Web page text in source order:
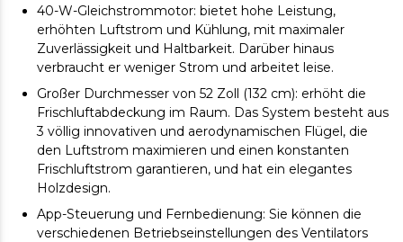
40-W-Gleichstrommotor: bietet hohe Leistung,
erhöhten Luftstrom und Kühlung, mit maximaler
Zuverlässigkeit und Haltbarkeit. Darüber hinaus
verbraucht er weniger Strom und arbeitet leise.
Großer Durchmesser von 52 Zoll (132 cm): erhöht die
Frischluftabdeckung im Raum. Das System besteht aus
3 völlig innovativen und aerodynamischen Flügel, die
den Luftstrom maximieren und einen konstanten
Frischluftstrom garantieren, und hat ein elegantes
Holzdesign.
App-Steuerung und Fernbedienung: Sie können die
verschiedenen Betriebseinstellungen des Ventilators